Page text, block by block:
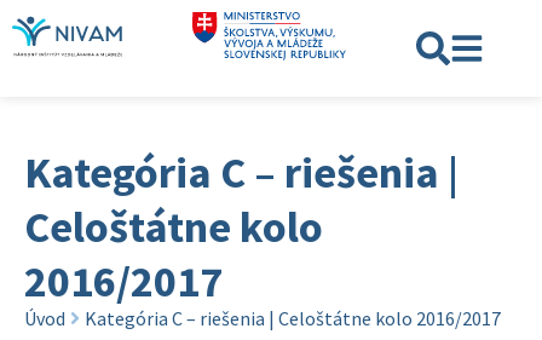
Kategória C – riešenia |
Celoštátne kolo
2016/2017
Úvod Kategória C – riešenia | Celoštátne kolo 2016/2017